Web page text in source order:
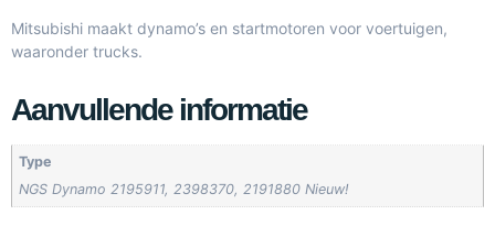
Mitsubishi maakt dynamo’s en startmotoren voor voertuigen,
waaronder trucks.
Aanvullende informatie
Type
NGS Dynamo 2195911, 2398370, 2191880 Nieuw!